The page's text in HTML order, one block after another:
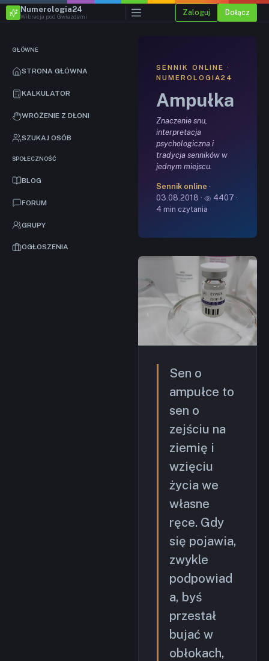
GŁÓWNE
STRONA GŁÓWNA
KALKULATOR
WRÓŻENIE Z DŁONI
SZUKAJ OSÓB
SPOŁECZNOŚĆ
BLOG
FORUM
GRUPY
OGŁOSZENIA
Numerologia24
Wibracja pod Gwiazdami Zaloguj Dołącz
SENNIK ONLINE ·
NUMEROLOGIA24
Ampułka
Znaczenie snu,
interpretacja
psychologiczna i
tradycja senników w
jednym miejscu.
Sennik online ·
03.08.2018 ·
4407 ·
4 min czytania
Sen o
ampułce to
sen o
zejściu na
ziemię i
wzięciu
życia we
własne
ręce. Gdy
się pojawia,
zwykle
podpowiad
a, byś
przestał
bujać w
obłokach,